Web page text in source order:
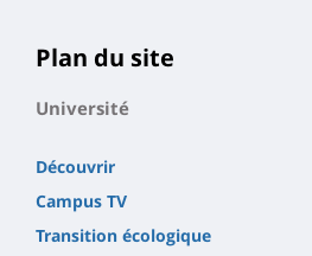
page
principale
Plan du site
Université
Découvrir
Campus TV
Transition écologique